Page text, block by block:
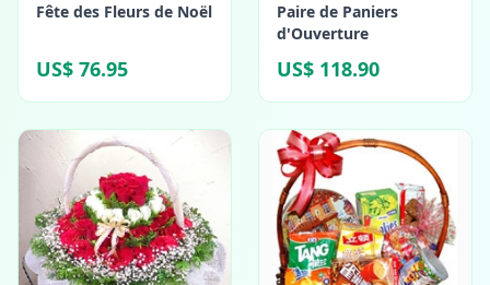
Fête des Fleurs de Noël
US$ 76.95
Paire de Paniers
d'Ouverture
US$ 118.90